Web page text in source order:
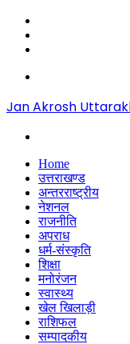
Jan Akrosh
Home
उत्तराखण्ड
अन्तरराष्ट्रीय
नेशनल
राजनीति
अपराध
धर्म-संस्कृति
शिक्षा
मनोरंजन
स्वास्थ्य
खेल खिलाड़ी
राशिफल
सम्पादकीय